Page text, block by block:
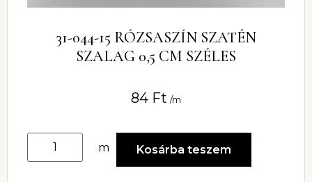
31-044-15 RÓZSASZÍN SZATÉN
SZALAG 0,5 CM SZÉLES
84 Ft /m
m Kosárba teszem